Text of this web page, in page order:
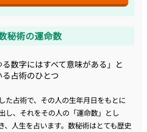
秘術の運命数
る数字にはすべて意味がある」と
る占術のひとつ
た占術で、その人の生年月日をもとに
し、それをその人の「運命数」とし
、人生を占います。数秘術はとても歴史